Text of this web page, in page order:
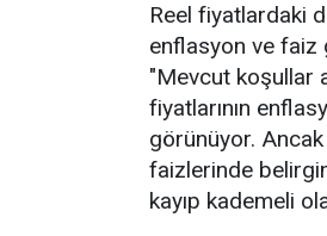
Reel fiyatlardaki
enflasyon ve faiz
"Mevcut koşullar
fiyatlarının
görünüyor.
faizlerinde
kayıp kademeli